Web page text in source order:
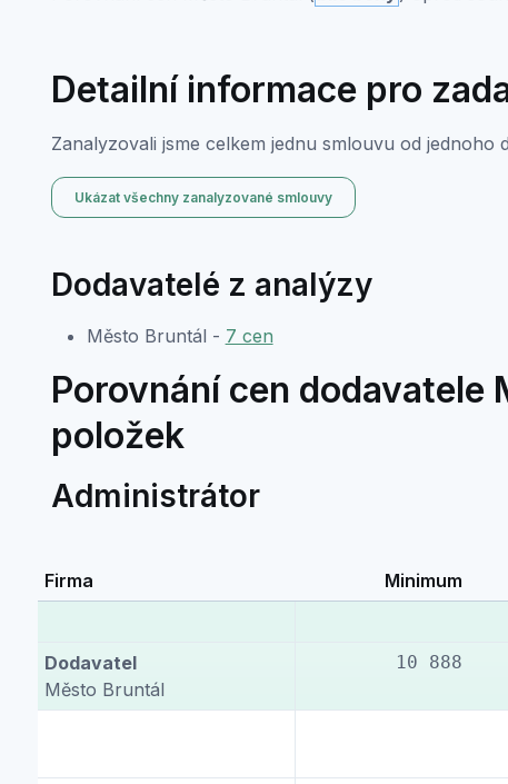
Detailní informace pro
Zanalyzovali jsme celkem jednu smlouvu od jednoho
Ukázat všechny zanalyzované smlouvy
Dodavatelé z analýzy
Město Bruntál - 7 cen
Porovnání cen
položek
Administrátor
Firma Minimum
Dodavatel
Město Bruntál
10 888